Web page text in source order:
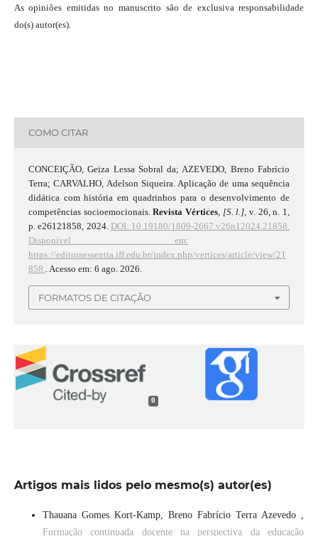
As opiniões emitidas no manuscrito são de exclusiva responsabilidade
do(s) autor(es).
COMO CITAR
CONCEIÇÃO, Geiza Lessa Sobral da; AZEVEDO, Breno Fabrício
Terra; CARVALHO, Adelson Siqueira. Aplicação de uma sequência
didática com história em quadrinhos para o desenvolvimento de
competências socioemocionais.Revista Vértices [S. l.] , v. 26, n. 1,
p. e26121858, 2024. DOI: 10.19180/1809-2667.v26n12024.21858.
Disponível em:
https://editoraessentia.iff.edu.br/index.php/vertices/article/view/21
858.
. Acesso em: 6 ago. 2026.
FORMATOS DE CITAÇÃO
0
Artigos mais lidos pelo mesmo(s) autor(es)
Thauana Gomes Kort-Kamp, Breno Fabrício Terra Azevedo ,
Formação continuada docente na perspectiva da educação